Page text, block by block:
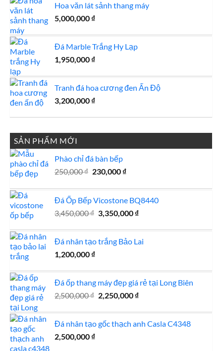
5,000,000 ₫.là:
Hoa văn lát sảnh thang máy
5,000,000 ₫
Đá Marble Trắng Hy Lạp
1,950,000 ₫
Tranh đá hoa cương đen Ấn Độ
3,200,000 ₫
SẢN PHẨM MỚI
Phào chỉ đá bàn bếp
250,000₫ Giá
là:
250,000 ₫.
230,000 ₫Giá
tại
là:
230,000 ₫.
Đá Ốp Bếp Vicostone BQ8440
3,450,000₫ Giá
3,450,000 ₫.
3,350,000 ₫Giá
là:
Đá nhân tạo trắng Bảo Lai
1,200,000 ₫
Đá ốp thang máy đẹp giá rẻ tại Long Biên
2,500,000₫ Giá
2,500,000 ₫.
2,250,000 ₫Giá
là:
Đá nhân tạo gốc thạch anh Casla C4348
2,500,000 ₫